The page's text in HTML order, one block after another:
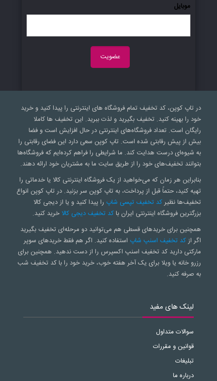
موبایل
در تاپ کوپن، کد تخفیف تمام فروشگاه های اینترنتی را پیدا کنید و خرید
خود را بهینه کنید. تخفیف بگیرید و لذت ببرید. این تخفیف ها کاملا
رایگان است. تعداد فروشگاه‌های اینترنتی در حال افزایش است و فضا
بیش از پیش رقابتی شده است. تاپ کوپن سعی‌ دارد این فضای رقابتی را
به شیوه‌ای درست هدایت کند. ما شرایطی را فراهم کرده‌ایم که فروشگاه‌ها
بتوانند تخفیف‌های خود را از طریق سایت ما به مشتریان خود ارائه دهند.
بنابراین هر زمان که می‌خواهید از یک فروشگاه اینترنتی کالا یا خدماتی را
تهیه کنید، حتماً قبل از پرداخت، به تاپ کوپن سر بزنید. در تاپ کوپن انواع
تخفیف‌ها نظیرکد تخفیف تپسی شاپ را پیدا کنید و یا از دیجی کالا
بزرگترین فروشگاه اینترنتی ایران باکد تخفیف دیجی کالا خرید کنید.
همچنین برای خریدهای قسطی هم می‌توانید دو مرحله‌ای تخفیف بگیرید
اگر ازکد تخفیف اسنپ شاپ استفاده کنید. اگر هم فقط خریدهای سوپر
مارکتی دارید کد تخفیف اسنپ اکسپرس را از دست ندهید. همچنین برای
رزرو خانه یا ویلا برای یک آخر هفته خوب، خرید خود را با کد تخفیف شب
به صرفه کنید.
لینک های مفید
سوالات متداول
قوانین و مقررات
تبلیغات
درباره ما